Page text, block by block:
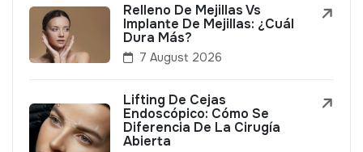
Relleno De Mejillas Vs
Implante De Mejillas: ¿Cuál
Dura Más?
7 August 2026
Lifting De Cejas
Endoscópico: Cómo Se
Diferencia De La Cirugía
Abierta